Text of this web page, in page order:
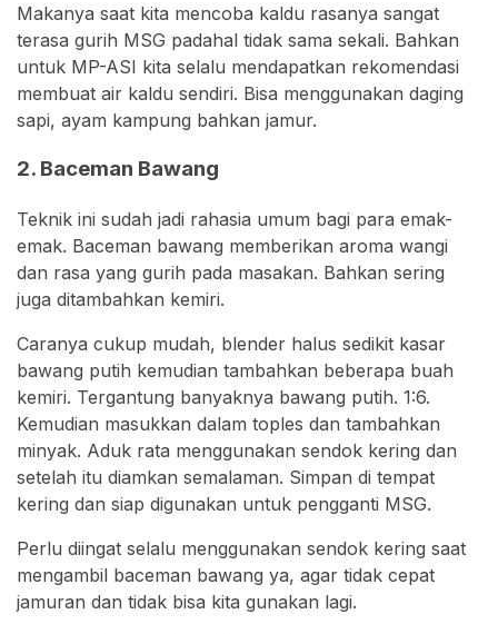
Makanya saat kita mencoba kaldu rasanya sangat
terasa gurih MSG padahal tidak sama sekali. Bahkan
untuk MP-ASI kita selalu mendapatkan rekomendasi
membuat air kaldu sendiri. Bisa menggunakan daging
sapi, ayam kampung bahkan jamur.
2. Baceman Bawang
Teknik ini sudah jadi rahasia umum bagi para emak-
emak. Baceman bawang memberikan aroma wangi
dan rasa yang gurih pada masakan. Bahkan sering
juga ditambahkan kemiri.
Caranya cukup mudah, blender halus sedikit kasar
bawang putih kemudian tambahkan beberapa buah
kemiri. Tergantung banyaknya bawang putih. 1:6.
Kemudian masukkan dalam toples dan tambahkan
minyak. Aduk rata menggunakan sendok kering dan
setelah itu diamkan semalaman. Simpan di tempat
kering dan siap digunakan untuk pengganti MSG.
Perlu diingat selalu menggunakan sendok kering saat
mengambil baceman bawang ya, agar tidak cepat
jamuran dan tidak bisa kita gunakan lagi.